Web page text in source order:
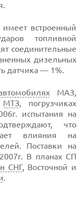
встроенный
топливной
соединительные
дизельных
датчика — 1%.
МАЗ,
МТЗ, погрузчиках
испытания на
что
влияния на
Поставки на
В планах СП
СНГ, Восточной и
.